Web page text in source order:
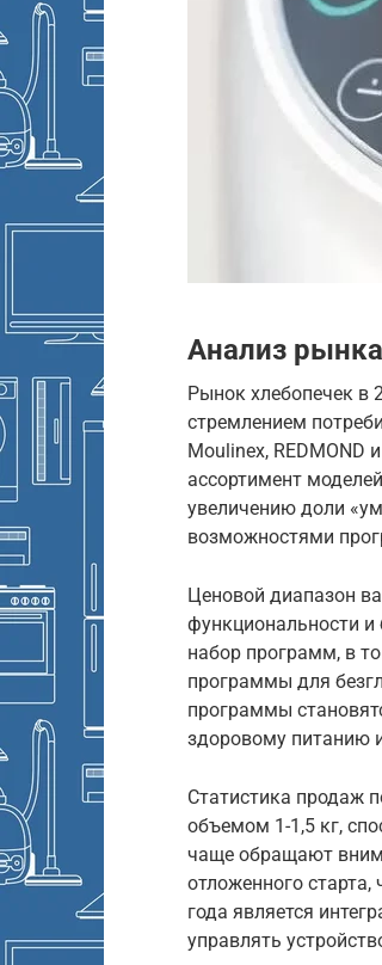
Анализ
Рынок хлебопечек в
стремлением
Moulinex,
ассортимент
увеличению доли
возможностями
Ценовой диапазон
функциональности
набор программ, в
программы для
программы
здоровому питанию
Статистика продаж
объемом 1-1,5 кг,
чаще обращают
отложенного
года является
управлять